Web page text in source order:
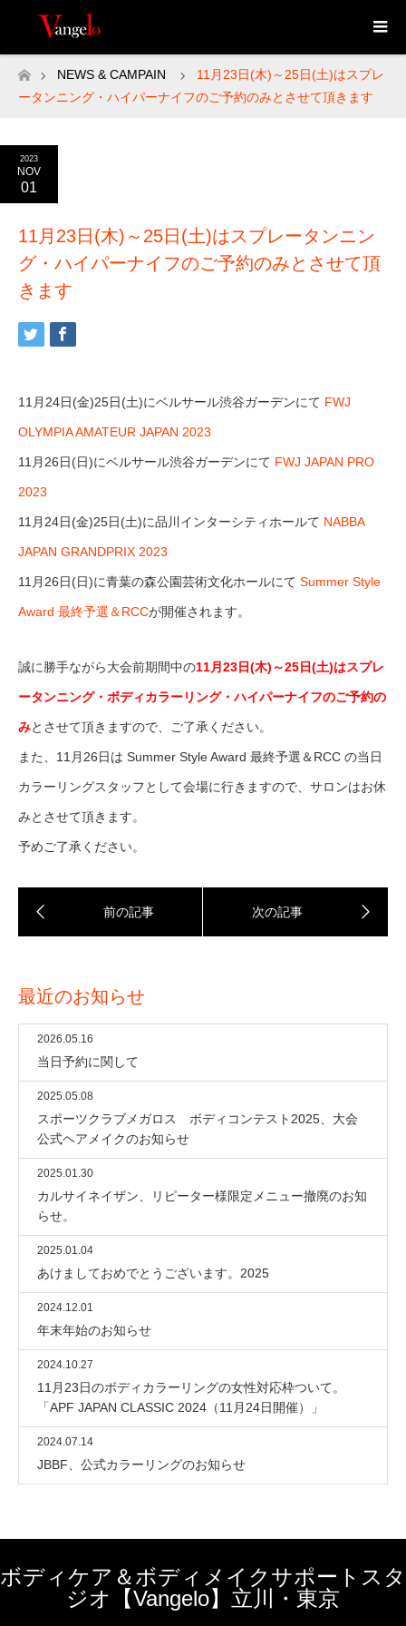
NEWS & CAMPAIN
11月23日(木)～25日(土)はスプレ
ータンニング・ハイパーナイフのご予約のみとさせて頂きます
2023
NOV
01
11月23日(木)～25日(土)はスプレータンニン
グ・ハイパーナイフのご予約のみとさせて頂
きます
11月24日(金)25日(土)にベルサール渋谷ガーデンにて FWJ
OLYMPIA AMATEUR JAPAN 2023
11月26日(日)にベルサール渋谷ガーデンにて FWJ JAPAN PRO
2023
11月24日(金)25日(土)に品川インターシティホールて NABBA
JAPAN GRANDPRIX 2023
11月26日(日)に青葉の森公園芸術文化ホールにて Summer Style
Award 最終予選＆RCCが開催されます。
誠に勝手ながら大会前期間中の11月23日(木)～25日(土)はスプレ
ータンニング・ボディカラーリング・ハイパーナイフのご予約の
みとさせて頂きますので、ご了承ください。
また、11月26日は Summer Style Award 最終予選＆RCC の当日
カラーリングスタッフとして会場に行きますので、サロンはお休
みとさせて頂きます。
予めご了承ください。
最近のお知らせ
2026.05.16
当日予約に関して
2025.05.08
スポーツクラブメガロス ボディコンテスト2025、大会
公式ヘアメイクのお知らせ
2025.01.30
カルサイネイザン、リピーター様限定メニュー撤廃のお知
らせ。
2025.01.04
あけましておめでとうございます。2025
2024.12.01
年末年始のお知らせ
2024.10.27
11月23日のボディカラーリングの女性対応枠ついて。
「APF JAPAN CLASSIC 2024（11月24日開催）」
2024.07.14
JBBF、公式カラーリングのお知らせ
ボディケア＆ボディメイクサポートスタ
ジオ【Vangelo】立川・東京